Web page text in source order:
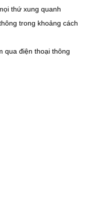
thứ xung quanh
trong khoảng cách
qua điện thoại thông